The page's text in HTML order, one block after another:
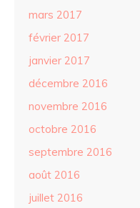
mars 2017
février 2017
janvier 2017
décembre 2016
novembre 2016
octobre 2016
septembre 2016
août 2016
juillet 2016